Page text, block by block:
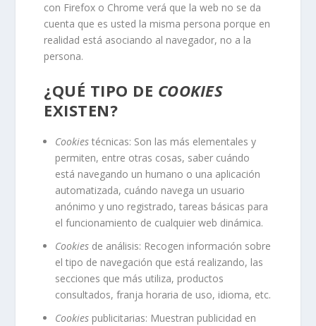
con Firefox o Chrome verá que la web no se da
cuenta que es usted la misma persona porque en
realidad está asociando al navegador, no a la
persona.
¿QUÉ TIPO DE COOKIES
EXISTEN?
Cookies técnicas: Son las más elementales y
permiten, entre otras cosas, saber cuándo
está navegando un humano o una aplicación
automatizada, cuándo navega un usuario
anónimo y uno registrado, tareas básicas para
el funcionamiento de cualquier web dinámica.
Cookies de análisis: Recogen información sobre
el tipo de navegación que está realizando, las
secciones que más utiliza, productos
consultados, franja horaria de uso, idioma, etc.
Cookies publicitarias: Muestran publicidad en